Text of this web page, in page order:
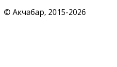
© Акчабар, 2015-2026